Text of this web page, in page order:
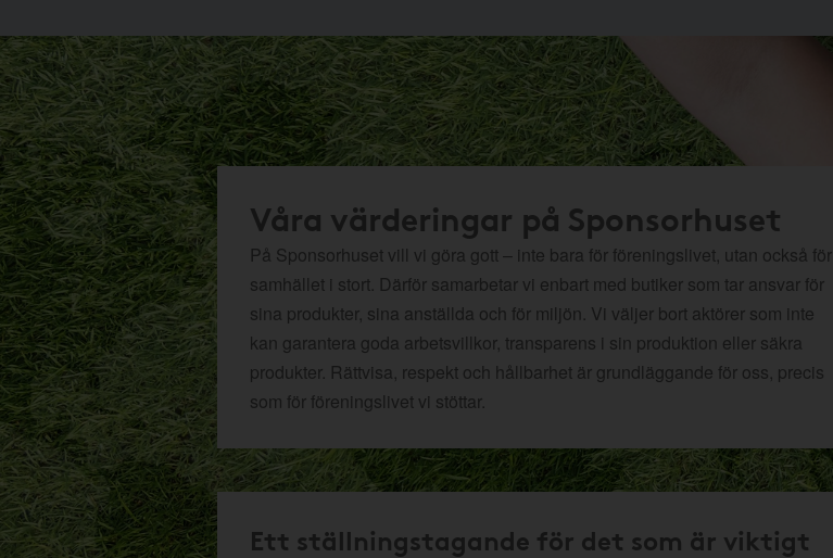
Våra värderingar på Sponsorhuset
På Sponsorhuset vill vi göra gott – inte bara för föreningslivet, utan också för
samhället i stort. Därför samarbetar vi enbart med butiker som tar ansvar för
sina produkter, sina anställda och för miljön. Vi väljer bort aktörer som inte
kan garantera goda arbetsvillkor, transparens i sin produktion eller säkra
produkter. Rättvisa, respekt och hållbarhet är grundläggande för oss, precis
som för föreningslivet vi stöttar.
Ett ställningstagande för det som är viktigt